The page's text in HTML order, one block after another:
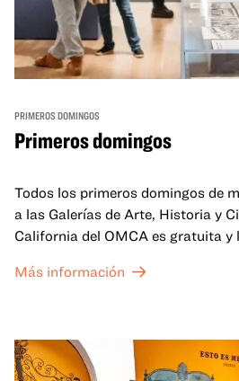
PRIMEROS DOMINGOS
Primeros domingos
Todos los primeros domingos de
a las Galerías de Arte, Historia y
California del OMCA es gratuita y
a un precio reducido de 6 $.
Más información